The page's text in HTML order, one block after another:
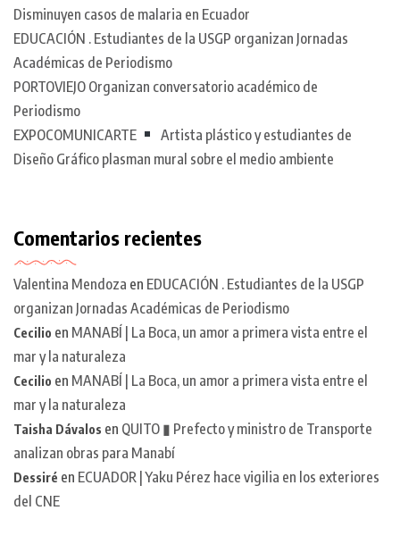
Disminuyen casos de malaria en Ecuador
EDUCACIÓN . Estudiantes de la USGP organizan Jornadas
Académicas de Periodismo
PORTOVIEJO Organizan conversatorio académico de
Periodismo
EXPOCOMUNICARTE
Artista plástico y estudiantes de
Diseño Gráfico plasman mural sobre el medio ambiente
Comentarios recientes
Valentina Mendoza en EDUCACIÓN . Estudiantes de la USGP
organizan Jornadas Académicas de Periodismo
Cecilio en MANABÍ | La Boca, un amor a primera vista entre el
mar y la naturaleza
Cecilio en MANABÍ | La Boca, un amor a primera vista entre el
mar y la naturaleza
Taisha Dávalos en QUITO ▮ Prefecto y ministro de Transporte
analizan obras para Manabí
Dessiré en ECUADOR | Yaku Pérez hace vigilia en los exteriores
del CNE